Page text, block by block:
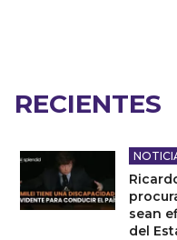
RECIENTES
sean
del